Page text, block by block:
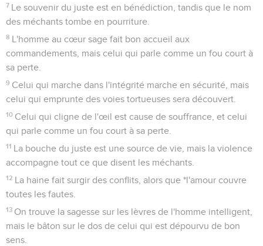
7 Le souvenir du juste est en bénédiction, tandis que le nom
des méchants tombe en pourriture.
8 L'homme au cœur sage fait bon accueil aux
commandements, mais celui qui parle comme un fou court à
sa perte.
9 Celui qui marche dans l'intégrité marche en sécurité, mais
celui qui emprunte des voies tortueuses sera découvert.
10 Celui qui cligne de l'œil est cause de souffrance, et celui
qui parle comme un fou court à sa perte.
11 La bouche du juste est une source de vie, mais la violence
accompagne tout ce que disent les méchants.
12 La haine fait surgir des conflits, alors que *l'amour couvre
toutes les fautes.
13 On trouve la sagesse sur les lèvres de l'homme intelligent,
mais le bâton sur le dos de celui qui est dépourvu de bon
sens.